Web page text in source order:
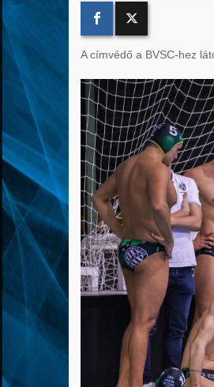
A címvédő a BVSC-hez